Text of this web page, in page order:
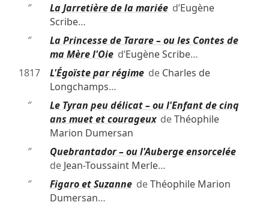
″
La Jarretière de la mariéed’Eugène
Scribe…
″
La Princesse de Tarare – ou les Contes de
ma Mère l'Oied’Eugène Scribe…
1817
L'Égoïste par régimede Charles de
Longchamps…
″
Le Tyran peu délicat – ou l'Enfant de cinq
ans muet et courageuxdeThéophile
Marion Dumersan
″
Quebrantador – ou l'Auberge ensorcelée
de Jean-Toussaint Merle…
″
Figaro et SuzannedeThéophile Marion
Dumersan…